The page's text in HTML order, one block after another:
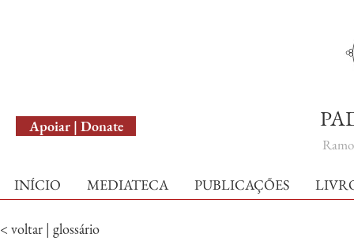
Apoiar | Donate
INÍCIO MEDIATECA PUBLICAÇÕES
< voltar | glossário